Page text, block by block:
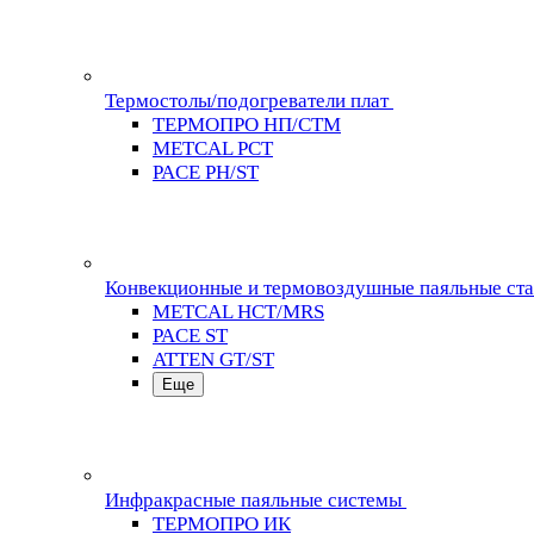
Термостолы/подогреватели плат
ТЕРМОПРО НП/СТМ
METCAL PCT
PACE PH/ST
Конвекционные и термовоздушные паяльные
METCAL HCT/MRS
PACE ST
ATTEN GT/ST
Еще
Инфракрасные паяльные системы
ТЕРМОПРО ИК